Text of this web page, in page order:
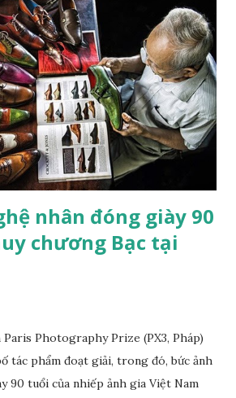
vẽ một cách điêu luyện"; mà là ẩn dụ
hệ lý tưởng giữa con người và thiên
đến một tác phẩm nghệ thuật
chơi đùa với mẹ. Đây là tác phẩm của
mạn người Pháp Eugene Delacroix,
chú hổ nuôi nhốt tại sở thú và chú
mẫu. "Trường phái lãng mạn trong
nhân đóng giày 90
chương Bạc tại
Photography Prize (PX3, Pháp)
tác phẩm đoạt giải, trong đó, bức ảnh
90 tuổi của nhiếp ảnh gia Việt Nam